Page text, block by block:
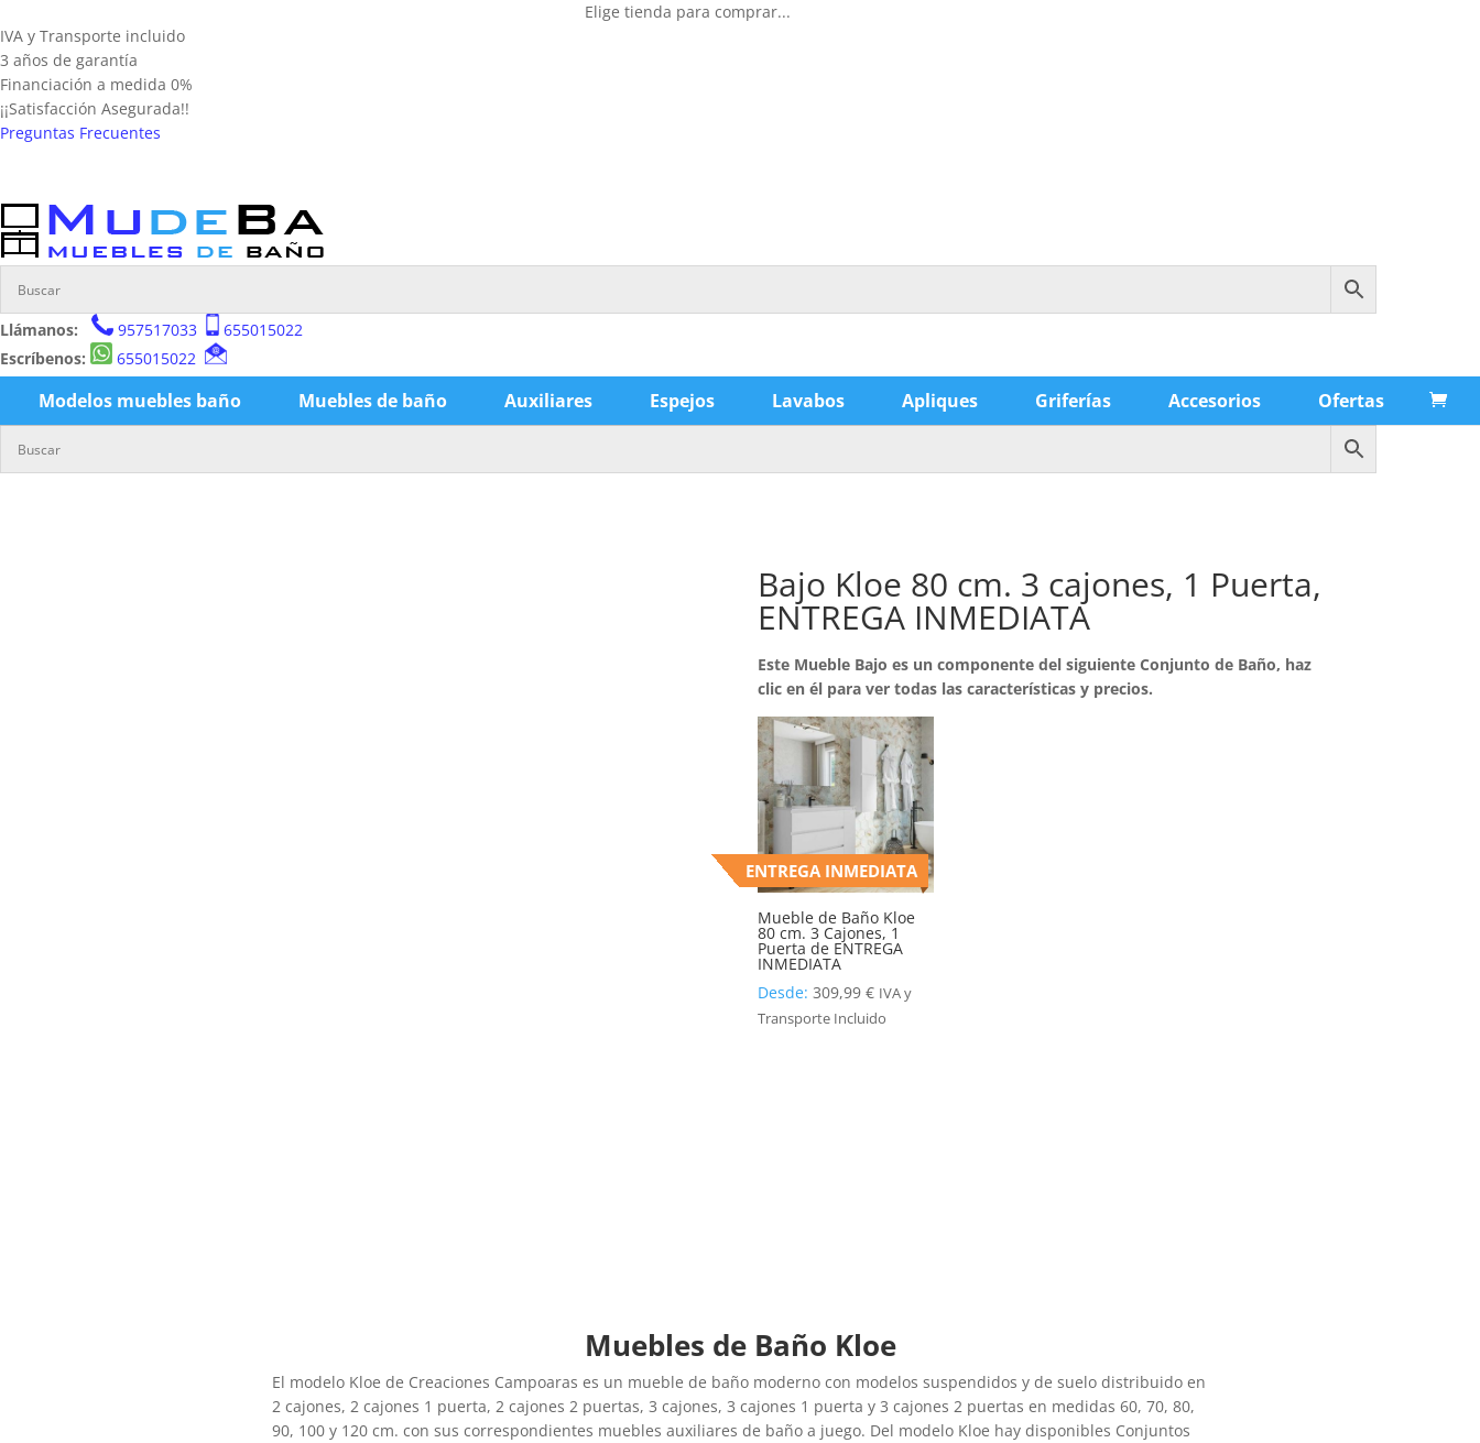
Elige tienda para comprar...
IVA y Transporte incluido
3 años de garantía
Financiación a medida 0%
¡¡Satisfacción Asegurada!!
Preguntas Frecuentes
Llámanos: 957517033
655015022
Escríbenos:
655015022
Modelos muebles baño Muebles de baño Auxiliares Espejos Lavabos Apliques Griferías Accesorios Ofertas
Bajo Kloe 80 cm. 3 cajones, 1 Puerta,
ENTREGA INMEDIATA
Este Mueble Bajo es un componente del siguiente Conjunto de Baño, haz
clic en él para ver todas las características y precios.
ENTREGA INMEDIATA
Mueble de Baño Kloe
80 cm. 3 Cajones, 1
Puerta de ENTREGA
INMEDIATA
Desde:309,99€ IVA y
Transporte Incluido
Muebles de Baño Kloe
El modelo Kloe de Creaciones Campoaras es un mueble de baño moderno con modelos suspendidos y de suelo distribuido en
2 cajones, 2 cajones 1 puerta, 2 cajones 2 puertas, 3 cajones, 3 cajones 1 puerta y 3 cajones 2 puertas en medidas 60, 70, 80,
90, 100 y 120 cm. con sus correspondientes muebles auxiliares de baño a juego. Del modelo Kloe hay disponibles Conjuntos